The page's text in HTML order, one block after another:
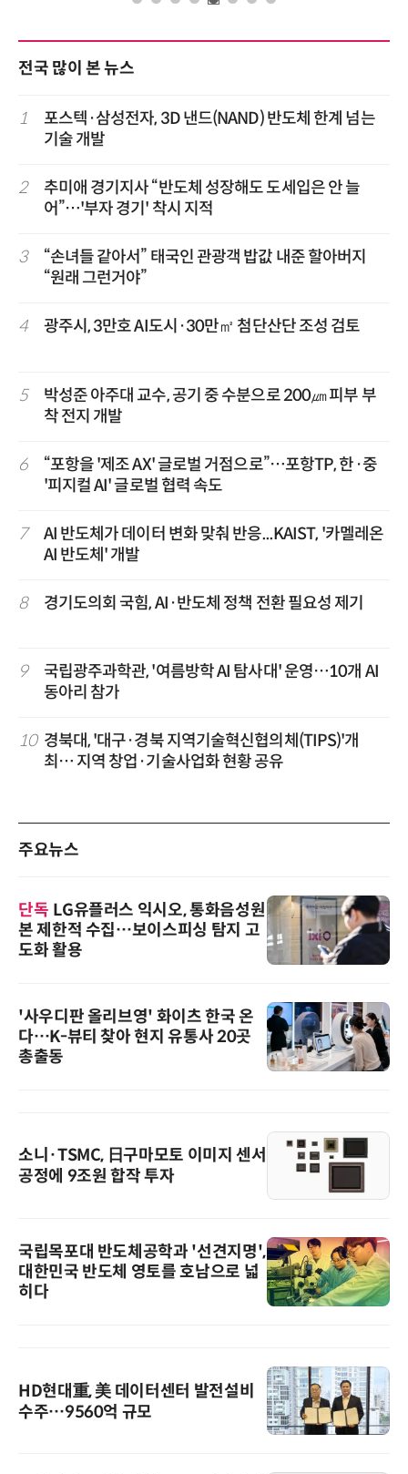
전국 많이 본 뉴스
1
포스텍·삼성전자, 3D 낸드(NAND) 반도체 한계 넘는
기술 개발
2
추미애 경기지사 “반도체 성장해도 도세입은 안 늘
어”…'부자 경기' 착시 지적
3
“손녀들 같아서” 태국인 관광객 밥값 내준 할아버지
“원래 그런거야”
4 광주시, 3만호 AI도시·30만㎡ 첨단산단 조성 검토
5
박성준 아주대 교수, 공기 중 수분으로 200㎛ 피부 부
착 전지 개발
6
“포항을 '제조 AX' 글로벌 거점으로”…포항TP, 한·중
'피지컬 AI' 글로벌 협력 속도
7
AI 반도체가 데이터 변화 맞춰 반응...KAIST, '카멜레온
AI 반도체' 개발
8 경기도의회 국힘, AI·반도체 정책 전환 필요성 제기
9
국립광주과학관, '여름방학 AI 탐사대' 운영…10개 AI
동아리 참가
10 경북대, '대구·경북 지역기술혁신협의체(TIPS)'개
최… 지역 창업·기술사업화 현황 공유
주요뉴스
단독 LG유플러스 익시오, 통화음성원
본 제한적 수집…보이스피싱 탐지 고
도화 활용
'사우디판 올리브영' 화이츠 한국 온
다…K-뷰티 찾아 현지 유통사 20곳
총출동
소니·TSMC, 日구마모토 이미지 센서
공정에 9조원 합작 투자
국립목포대 반도체공학과 '선견지명',
대한민국 반도체 영토를 호남으로 넓
히다
HD현대重, 美 데이터센터 발전설비
수주…9560억 규모